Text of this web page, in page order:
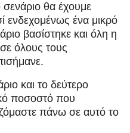
σενάριο θα έχουμε
ενδεχομένως ένα μικρό
βασίστηκε και όλη η
όλους τους
και το δεύτερο
ποσοστό που
πάνω σε αυτό το